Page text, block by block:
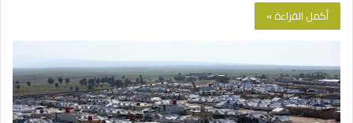
أكمل القراءة »